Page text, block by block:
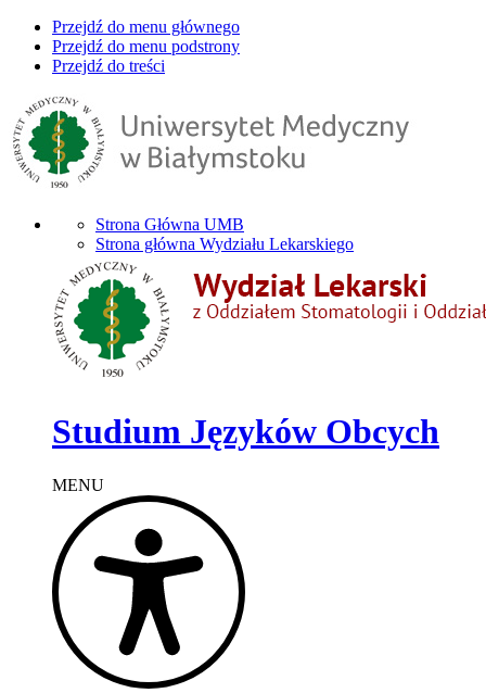
Przejdź do menu głównego
Przejdź do menu podstrony
Przejdź do treści
Strona Główna UMB
Strona główna Wydziału Lekarskiego
Studium Języków Obcych
MENU